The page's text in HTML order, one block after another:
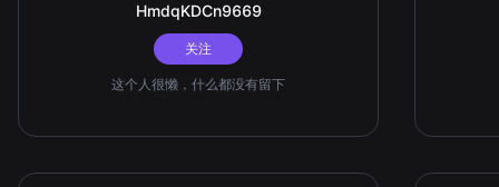
HmdqKDCn9669
关注
这个人很懒，什么都没有留下